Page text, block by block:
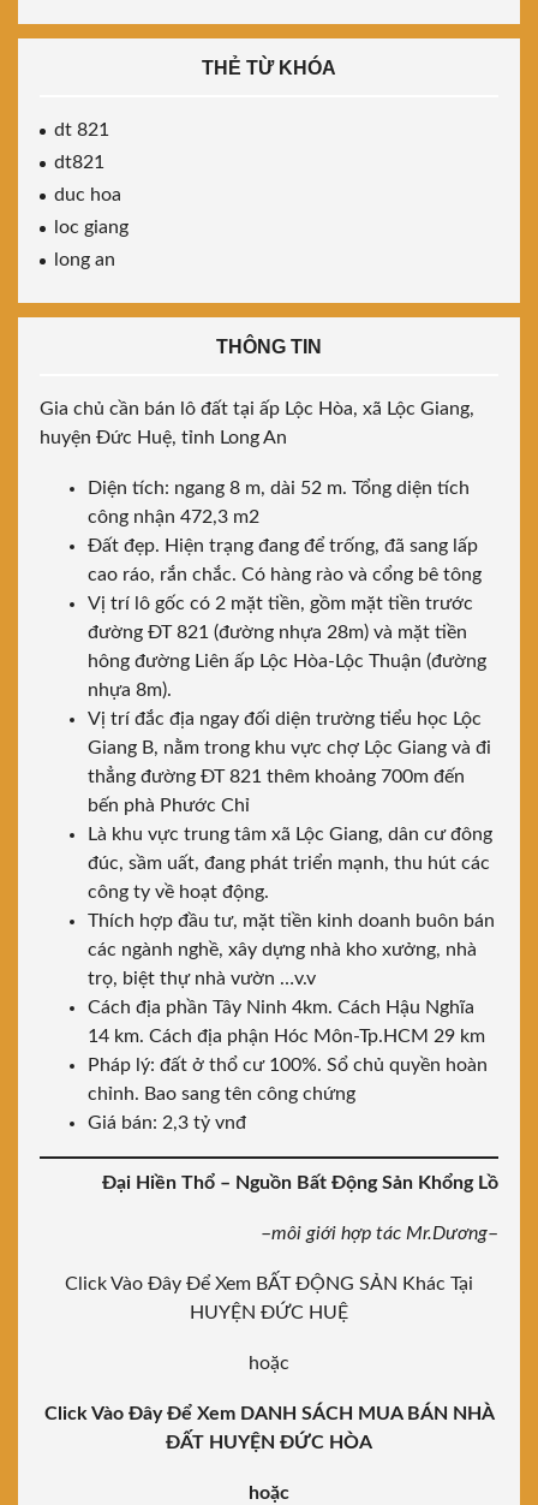
THẺ TỪ KHÓA
dt 821
dt821
duc hoa
loc giang
long an
THÔNG TIN
Gia chủ cần bán lô đất tại ấp Lộc Hòa, xã Lộc Giang,
huyện Đức Huệ, tỉnh Long An
Diện tích: ngang 8 m, dài 52 m. Tổng diện tích
công nhận 472,3 m2
Đất đẹp. Hiện trạng đang để trống, đã sang lấp
cao ráo, rắn chắc. Có hàng rào và cổng bê tông
Vị trí lô gốc có 2 mặt tiền, gồm mặt tiền trước
đường ĐT 821 (đường nhựa 28m) và mặt tiền
hông đường Liên ấp Lộc Hòa-Lộc Thuận (đường
nhựa 8m).
Vị trí đắc địa ngay đối diện trường tiểu học Lộc
Giang B, nằm trong khu vực chợ Lộc Giang và đi
thẳng đường ĐT 821 thêm khoảng 700m đến
bến phà Phước Chỉ
Là khu vực trung tâm xã Lộc Giang, dân cư đông
đúc, sầm uất, đang phát triển mạnh, thu hút các
công ty về hoạt động.
Thích hợp đầu tư, mặt tiền kinh doanh buôn bán
các ngành nghề, xây dựng nhà kho xưởng, nhà
trọ, biệt thự nhà vườn …v.v
Cách địa phần Tây Ninh 4km. Cách Hậu Nghĩa
14 km. Cách địa phận Hóc Môn-Tp.HCM 29 km
Pháp lý: đất ở thổ cư 100%. Sổ chủ quyền hoàn
chỉnh. Bao sang tên công chứng
Giá bán: 2,3 tỷ vnđ
Đại Hiền Thổ – Nguồn Bất Động Sản Khổng Lồ
–môi giới hợp tác Mr.Dương–
Click Vào Đây Để Xem BẤT ĐỘNG SẢN Khác Tại
HUYỆN ĐỨC HUỆ
hoặc
Click Vào Đây Để Xem DANH SÁCH MUA BÁN NHÀ
ĐẤT HUYỆN ĐỨC HÒA
hoặc